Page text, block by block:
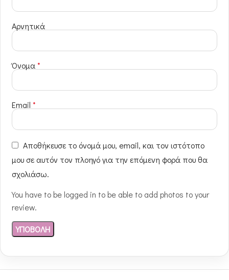
Αρνητικά
Όνομα*
Email *
Αποθήκευσε το όνομά μου, email, και τον ιστότοπο
μου σε αυτόν τον πλοηγό για την επόμενη φορά που θα
σχολιάσω.
You have to be logged in to be able to add photos to your
review.